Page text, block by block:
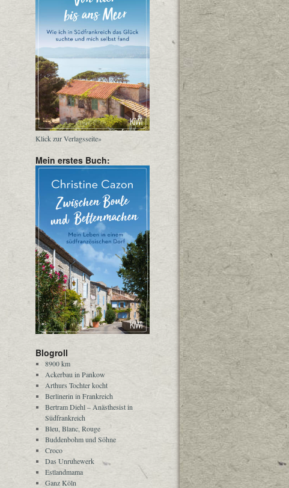
Klick zur Verlagsseite»
Mein erstes Buch:
Blogroll
8900 km
Ackerbau in Pankow
Arthurs Tochter kocht
Berlinerin in Frankreich
Bertram Diehl – Anästhesist in
Südfrankreich
Bleu, Blanc, Rouge
Buddenbohm und Söhne
Croco
Das Unruhewerk
Estlandmama
Ganz Köln